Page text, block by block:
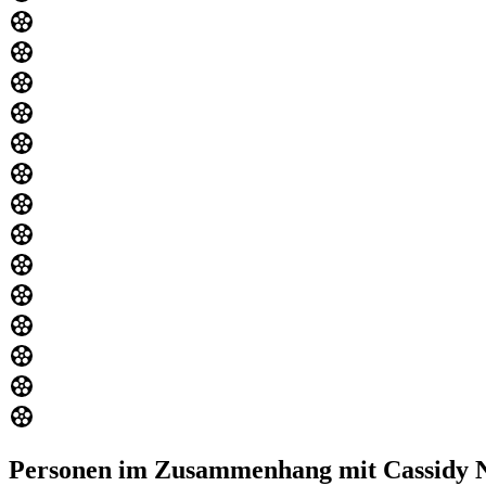
Personen im Zusammenhang mit Cassidy